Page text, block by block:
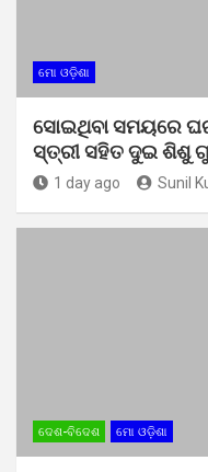
ମୋ ଓଡ଼ିଶା
ସୋଇଥିବା ସମୟରେ
ସ୍ତ୍ରୀ ସହିତ ଦୁଇ ଶିଶୁ
1 day ago Sunil
ଦେଶ-ବିଦେଶ ମୋ ଓଡ଼ିଶା